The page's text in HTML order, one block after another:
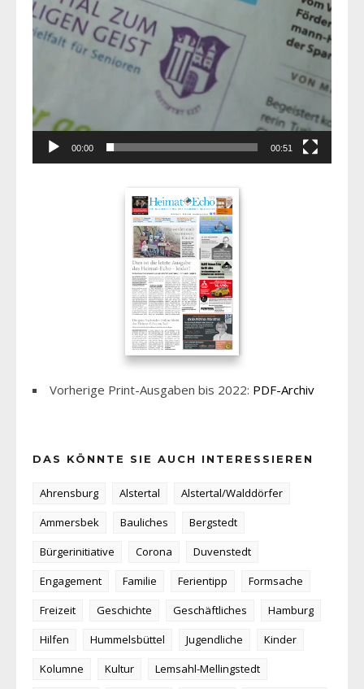
00:00 00:51
Vorherige Print-Ausgaben bis 2022: PDF-Archiv
DAS KÖNNTE SIE AUCH INTERESSIEREN
Ahrensburg Alstertal
Alstertal/Walddörfer
Ammersbek
Bauliches
Bergstedt
Bürgerinitiative
Corona
Duvenstedt
Engagement
Familie Ferientipp
Formsache
Freizeit
Geschichte Geschäftliches
Hamburg
Hilfen
Hummelsbüttel Jugendliche
Kinder
Kolumne
Kultur
Lemsahl-Mellingstedt